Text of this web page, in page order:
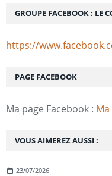
VOUS AIMEREZ AUSSI :
23/07/2026
PAGE FACEBOOK
Ma page Facebook :
GROUPE FACEBOOK : LE
https://